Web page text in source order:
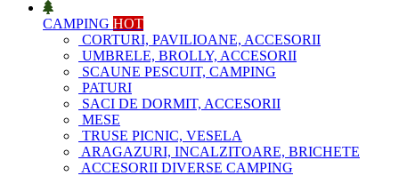
CAMPING HOT
CORTURI, PAVILIOANE, ACCESORII
UMBRELE, BROLLY, ACCESORII
SCAUNE PESCUIT, CAMPING
PATURI
SACI DE DORMIT, ACCESORII
MESE
TRUSE PICNIC, VESELA
ARAGAZURI, INCALZITOARE, BRICHETE
ACCESORII DIVERSE CAMPING